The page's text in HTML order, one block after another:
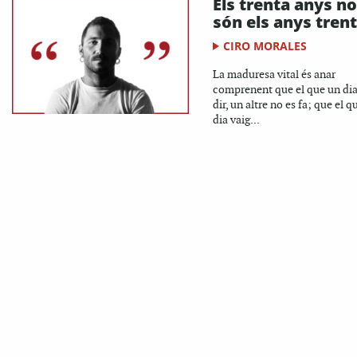
són els anys
CIRO MORALES
La maduresa vital és anar
comprenent que el que un
dir, un altre no es fa; que el
dia vaig...